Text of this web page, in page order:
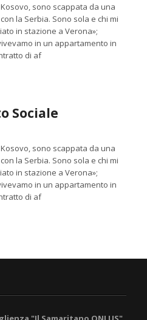
sono scappata da una
la Serbia. Sono sola e chi mi
in stazione a Verona»;
in un appartamento in
di af
Sociale
sono scappata da una
la Serbia. Sono sola e chi mi
in stazione a Verona»;
in un appartamento in
di af